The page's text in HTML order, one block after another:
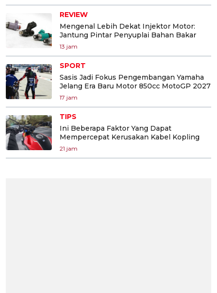
REVIEW
Mengenal Lebih Dekat Injektor Motor:
Jantung Pintar Penyuplai Bahan Bakar
13 jam
SPORT
Sasis Jadi Fokus Pengembangan Yamaha
Jelang Era Baru Motor 850cc MotoGP 2027
17 jam
TIPS
Ini Beberapa Faktor Yang Dapat
Mempercepat Kerusakan Kabel Kopling
21 jam